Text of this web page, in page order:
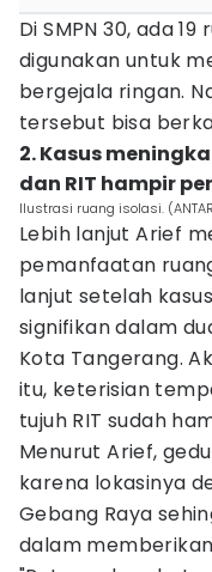
Di SMPN 30, ada
digunakan untuk
bergejala ringan.
tersebut bisa
2. Kasus
dan RIT hampir
Ilustrasi ruang isolasi.
Lebih lanjut Arief
pemanfaatan
lanjut setelah
signifikan dalam
Kota Tangerang.
itu, keterisian
tujuh RIT sudah
Menurut Arief,
karena lokasinya
Gebang Raya
dalam